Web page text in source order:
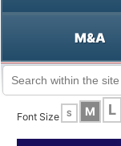
M&A
Español
Font Size
S M L